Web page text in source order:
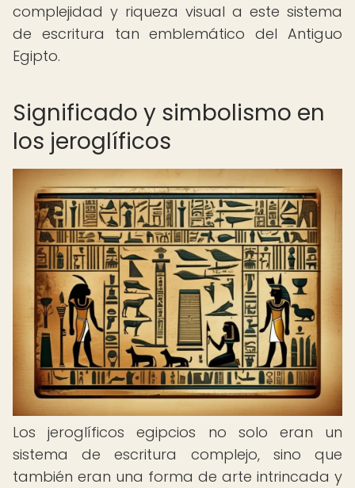
complejidad y riqueza visual a este sistema
de escritura tan emblemático del Antiguo
Egipto.
Significado y simbolismo en
los jeroglíficos
Los jeroglíficos egipcios no solo eran un
sistema de escritura complejo, sino que
también eran una forma de arte intrincada y